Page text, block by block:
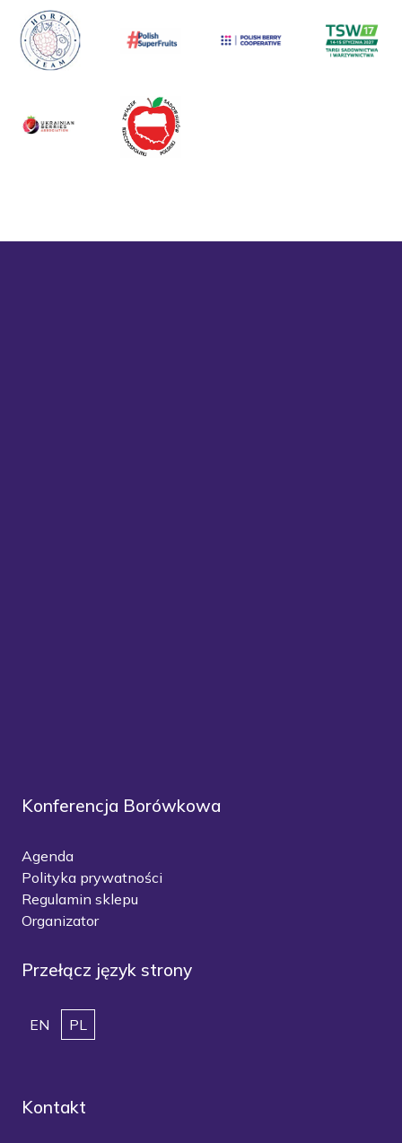
Konferencja Borówkowa
Agenda
Polityka prywatności
Regulamin sklepu
Organizator
Przełącz język strony
EN PL
Kontakt